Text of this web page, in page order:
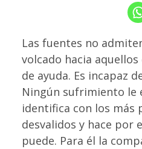
Las fuentes no
volcado hacia
de ayuda. Es incapaz
Ningún sufrimiento le
identifica con los más
desvalidos y hace por
puede. Para él la